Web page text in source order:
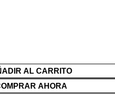
AL CARRITO
AHORA